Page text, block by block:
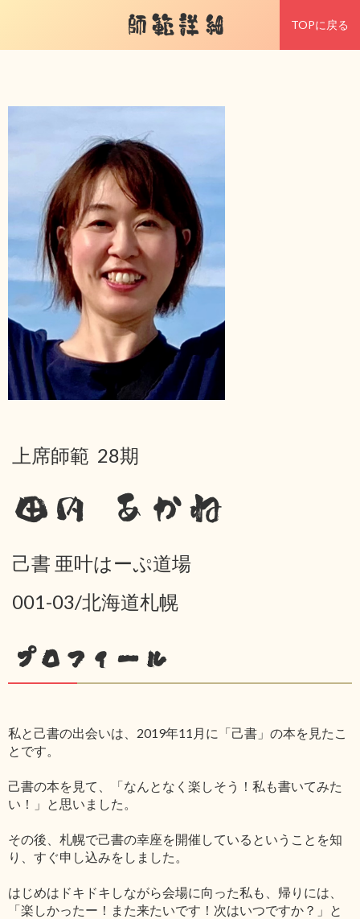
師範詳細 TOPに戻る
上席師範 28期
田内 あかね
己書 亜叶はーぷ道場
001-03/北海道札幌
プロフィール
私と己書の出会いは、2019年11月に「己書」の本を見たこ
とです。
己書の本を見て、「なんとなく楽しそう！私も書いてみた
い！」と思いました。
その後、札幌で己書の幸座を開催しているということを知
り、すぐ申し込みをしました。
はじめはドキドキしながら会場に向った私も、帰りには、
「楽しかったー！また来たいです！次はいつですか？」と